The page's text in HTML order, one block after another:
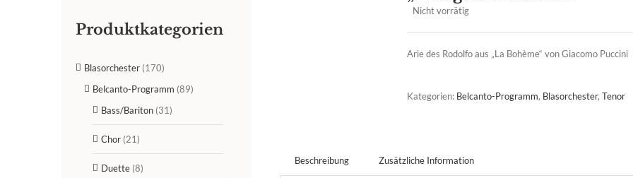
Nicht vorrätig
Arie des Rodolfo aus „La Bohème“ von Giacomo Puccini
Kategorien: Belcanto-Programm, Blasorchester,Tenor
Beschreibung Zusätzliche Information
Produktkategorien
Blasorchester (170)
Belcanto-Programm (89)
Bass/Bariton (31)
Chor (21)
Duette (8)